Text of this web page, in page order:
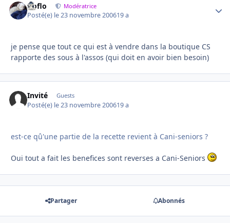
floflo Modératrice
Posté(e) le 23 novembre 200619 a
je pense que tout ce qui est à vendre dans la boutique CS
rapporte des sous à l'assos (qui doit en avoir bien besoin)
Invité Guests
Posté(e) le 23 novembre 200619 a
est-ce qû'une partie de la recette revient à Cani-seniors ?
Oui tout a fait les benefices sont reverses a Cani-Seniors
Partager Abonnés